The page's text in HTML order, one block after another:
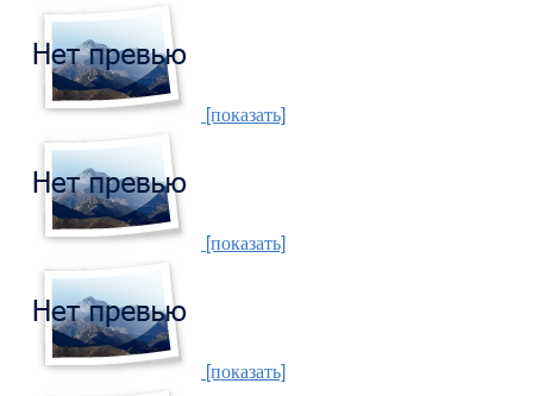
[показать]
[показать]
[показать]